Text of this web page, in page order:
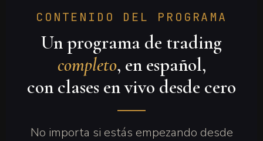
CONTENIDO DEL PROGRAMA
Un programa de trading
completo, en español,
con clases en vivo desde cero
No importa si estás empezando desde